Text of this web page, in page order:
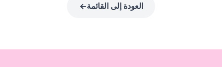
العودة إلى القائمة